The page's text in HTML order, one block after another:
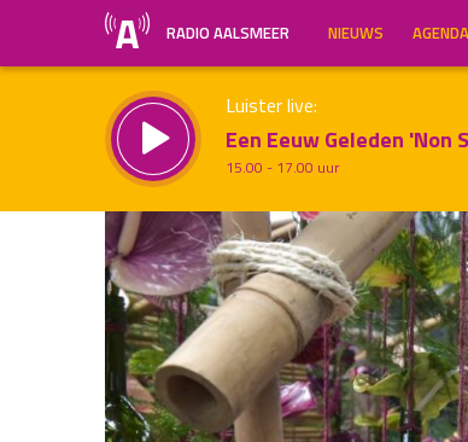
RADIO AALSMEER NIEUWS AGENDA
Luister live:
Een Eeuw Geleden 'Non
15.00 - 17.00 uur
Inklappen